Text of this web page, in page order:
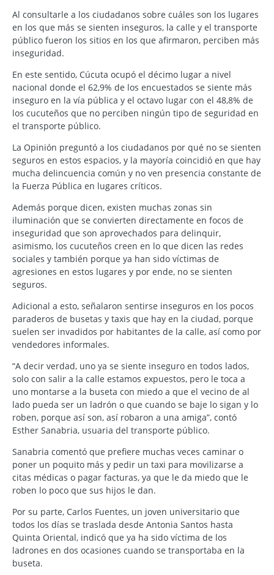
Al consultarle a los ciudadanos sobre cuáles son los lugares
en los que más se sienten inseguros, la calle y el transporte
público fueron los sitios en los que afirmaron, perciben más
inseguridad.
En este sentido, Cúcuta ocupó el décimo lugar a nivel
nacional donde el 62,9% de los encuestados se siente más
inseguro en la vía pública y el octavo lugar con el 48,8% de
los cucuteños que no perciben ningún tipo de seguridad en
el transporte público.
La Opinión preguntó a los ciudadanos por qué no se sienten
seguros en estos espacios, y la mayoría coincidió en que hay
mucha delincuencia común y no ven presencia constante de
la Fuerza Pública en lugares críticos.
Además porque dicen, existen muchas zonas sin
iluminación que se convierten directamente en focos de
inseguridad que son aprovechados para delinquir,
asimismo, los cucuteños creen en lo que dicen las redes
sociales y también porque ya han sido víctimas de
agresiones en estos lugares y por ende, no se sienten
seguros.
Adicional a esto, señalaron sentirse inseguros en los pocos
paraderos de busetas y taxis que hay en la ciudad, porque
suelen ser invadidos por habitantes de la calle, así como por
vendedores informales.
“A decir verdad, uno ya se siente inseguro en todos lados,
solo con salir a la calle estamos expuestos, pero le toca a
uno montarse a la buseta con miedo a que el vecino de al
lado pueda ser un ladrón o que cuando se baje lo sigan y lo
roben, porque así son, así robaron a una amiga”, contó
Esther Sanabria, usuaria del transporte público.
Sanabria comentó que prefiere muchas veces caminar o
poner un poquito más y pedir un taxi para movilizarse a
citas médicas o pagar facturas, ya que le da miedo que le
roben lo poco que sus hijos le dan.
Por su parte, Carlos Fuentes, un joven universitario que
todos los días se traslada desde Antonia Santos hasta
Quinta Oriental, indicó que ya ha sido víctima de los
ladrones en dos ocasiones cuando se transportaba en la
buseta.